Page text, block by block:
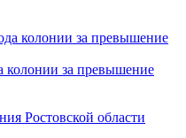
колонии за превышение